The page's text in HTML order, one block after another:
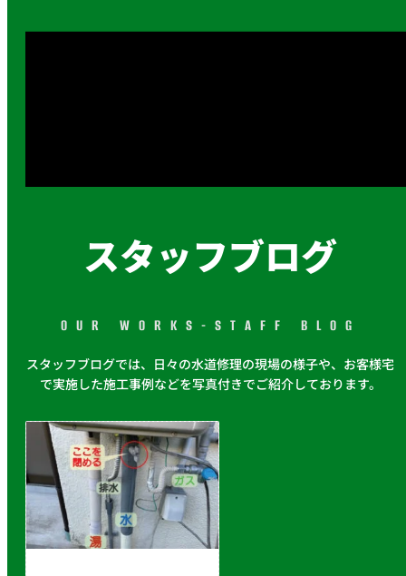
スタッフブログ
OUR WORKS-STAFF BLOG
スタッフブログでは、日々の水道修理の現場の様子や、お客様宅
で実施した施工事例などを写真付きでご紹介しております。